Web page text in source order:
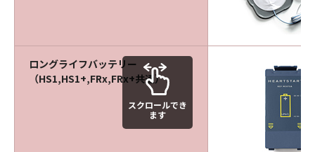
ロングライフバッテリー
（HS1,HS1+,FRx,FRx+共通）
スクロールでき
ます